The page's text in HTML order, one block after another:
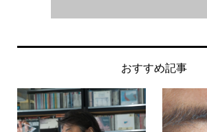
おすすめ記事